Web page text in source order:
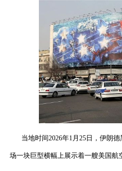
当地时间2026年1月25日，伊朗
场一块巨型横幅上展示着一艘美国航